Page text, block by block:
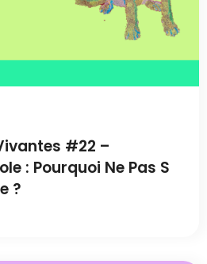
#22 –
: Pourquoi Ne Pas S
?